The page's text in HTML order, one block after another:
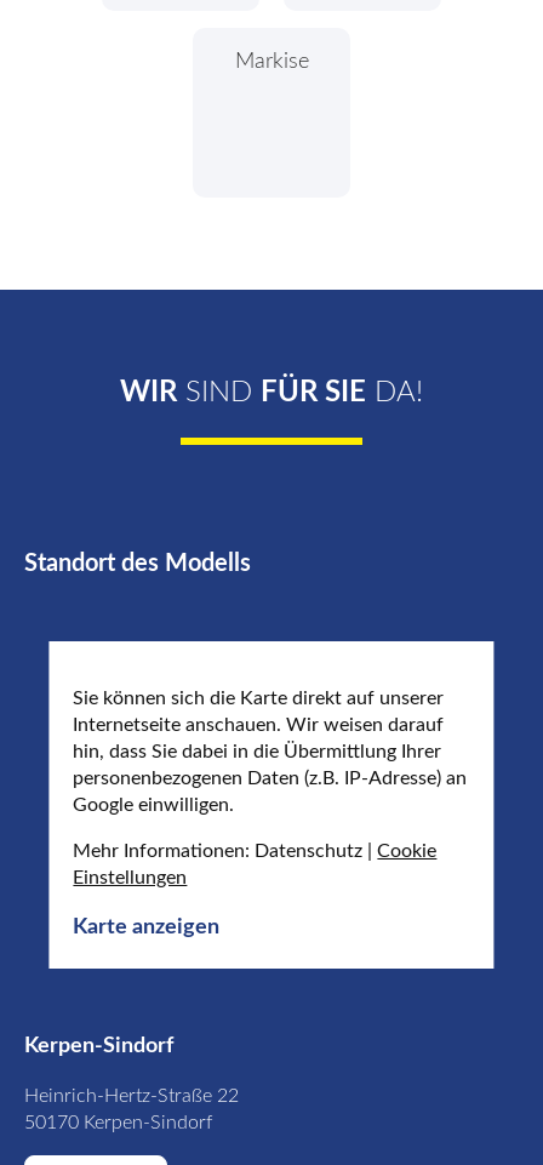
Markise
WIRSIND FÜR SIE DA!
Standort des Modells
Sie können sich die Karte direkt auf unserer
Internetseite anschauen. Wir weisen darauf
hin, dass Sie dabei in die Übermittlung Ihrer
personenbezogenen Daten (z.B. IP-Adresse) an
Google einwilligen.
Mehr Informationen: Datenschutz |Cookie
Einstellungen
Karte anzeigen
Kerpen-Sindorf
Heinrich-Hertz-Straße 22
50170 Kerpen-Sindorf